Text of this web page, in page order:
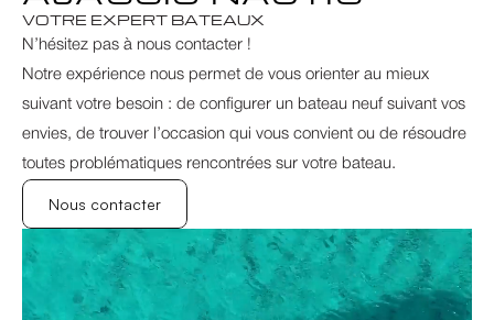
VOTRE EXPERT BATEAUX
N’hésitez pas à nous contacter !
Notre expérience nous permet de vous orienter au mieux
suivant votre besoin : de configurer un bateau neuf suivant vos
envies, de trouver l’occasion qui vous convient ou de résoudre
toutes problématiques rencontrées sur votre bateau.
Nous contacter
Nous contacter